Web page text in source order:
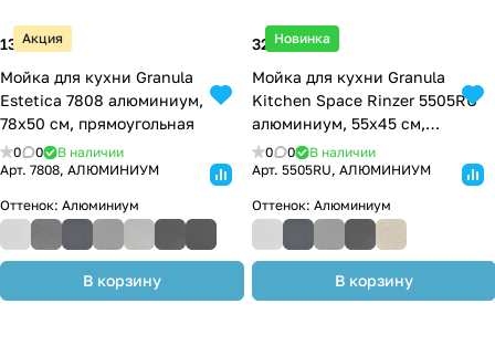
Акция
13 200 ₽
Мойка для кухни Granula
Estetica 7808 алюминиум,
78х50 см, прямоугольная
0 0
В наличии
Арт. 7808, АЛЮМИНИУМ
В корзину
Оттенок: Алюминиум
Новинка
32 500 ₽
Мойка для кухни Granula
Kitchen Space Rinzer 5505RU
алюминиум, 55х45 см,
прямоугольная
0 0
В наличии
Арт. 5505RU, АЛЮМИНИУМ
В корзину
Оттенок: Алюминиум